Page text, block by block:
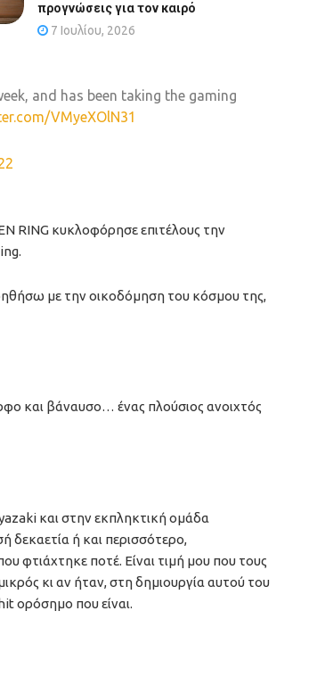
προγνώσεις για τον καιρό
7 Ιουλίου, 2026
and has been taking the gaming
VMyeXOlN31
RING κυκλοφόρησε επιτέλους την
με την οικοδόμηση του κόσμου της,
και βάναυσο… ένας πλούσιος ανοιχτός
και στην εκπληκτική ομάδα
δεκαετία ή και περισσότερο,
φτιάχτηκε ποτέ. Είναι τιμή μου που τους
κι αν ήταν, στη δημιουργία αυτού του
ορόσημο που είναι.